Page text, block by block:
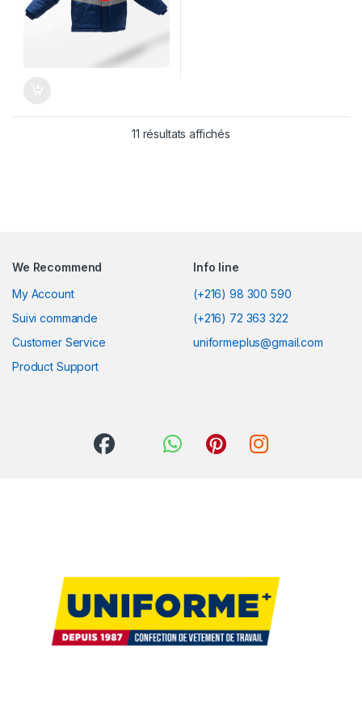
11 résultats affichés
We Recommend
My Account
Suivi commande
Customer Service
Product Support
Info line
(+216) 98 300 590
(+216) 72 363 322
uniformeplus@gmail.com